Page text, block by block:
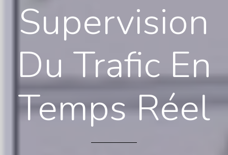
Supervision
DuTraficEn
TempsRéel